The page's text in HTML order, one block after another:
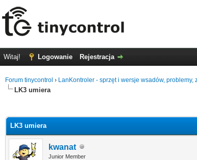
Witaj! Logowanie Rejestracja
Forum tinycontrol › LanKontroler - sprzęt i wersje wsadów, problemy,
LK3 umiera
LK3 umiera
kwanat
Junior Member